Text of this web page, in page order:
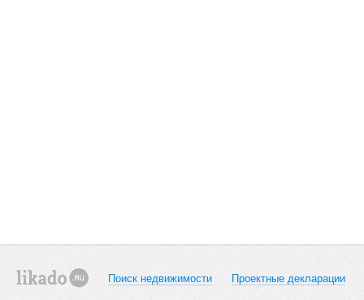
Поиск недвижимости Проектные декларации